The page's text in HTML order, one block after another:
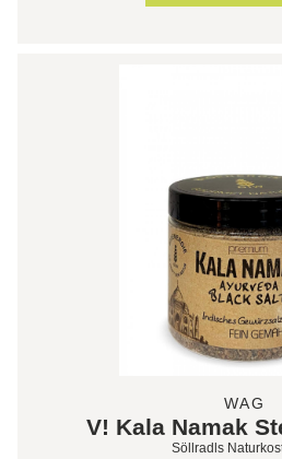
WAG
V! Kala Namak
Söllradls